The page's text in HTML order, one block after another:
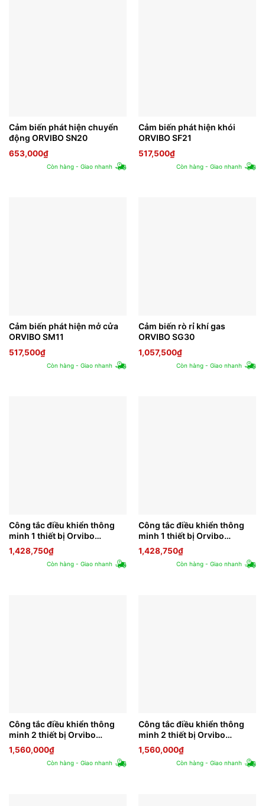
Cảm biến phát hiện chuyển
động ORVIBO SN20
653,000₫
Còn hàng - Giao nhanh
Cảm biến phát hiện khói
ORVIBO SF21
517,500₫
Còn hàng - Giao nhanh
Cảm biến phát hiện mở cửa
ORVIBO SM11
517,500₫
Còn hàng - Giao nhanh
Cảm biến rò rỉ khí gas
ORVIBO SG30
1,057,500₫
Còn hàng - Giao nhanh
Công tắc điều khiển thông
minh 1 thiết bị Orvibo
T40W1Z
1,428,750₫
Còn hàng - Giao nhanh
Công tắc điều khiển thông
minh 1 thiết bị Orvibo
T40W1ZG
1,428,750₫
Còn hàng - Giao nhanh
Công tắc điều khiển thông
minh 2 thiết bị Orvibo
T40W2Z
1,560,000₫
Còn hàng - Giao nhanh
Công tắc điều khiển thông
minh 2 thiết bị Orvibo
T40W2ZG
1,560,000₫
Còn hàng - Giao nhanh